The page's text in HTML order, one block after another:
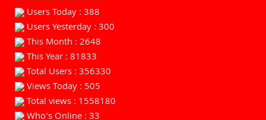
Users Today : 388
Users Yesterday : 300
This Month : 2648
This Year : 81833
Total Users : 356330
Views Today : 505
Total views : 1558180